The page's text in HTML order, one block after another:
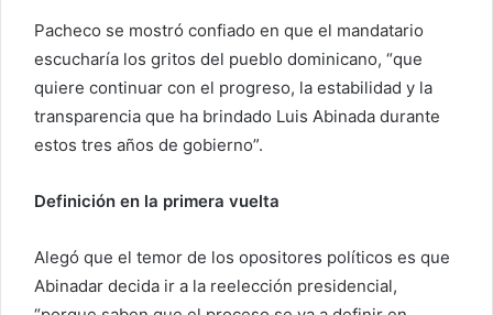
Pacheco se mostró confiado en que el mandatario
escucharía los gritos del pueblo dominicano, “que
quiere continuar con el progreso, la estabilidad y la
transparencia que ha brindado Luis Abinada durante
estos tres años de gobierno”.
Definición en la primera vuelta
Alegó que el temor de los opositores políticos es que
Abinadar decida ir a la reelección presidencial,